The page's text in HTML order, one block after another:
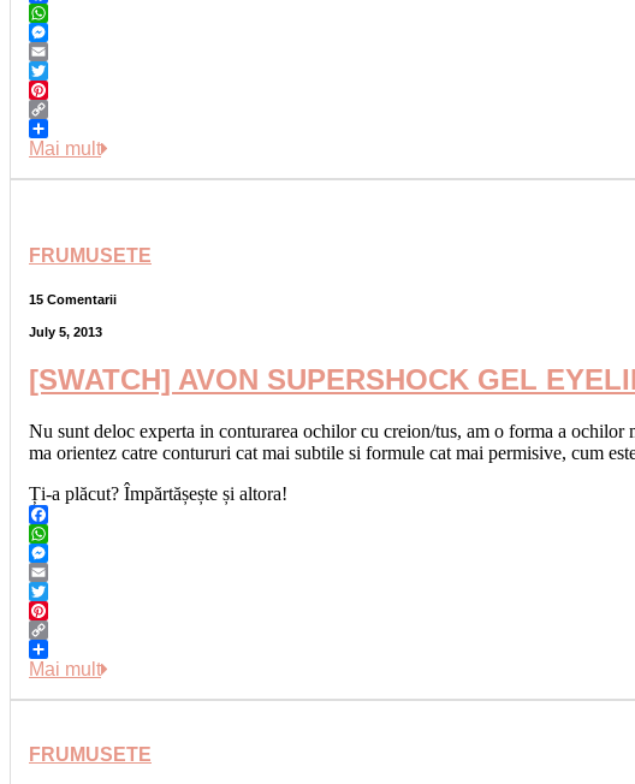
Facebook
WhatsApp
Messenger
Email
Twitter
Pinterest
Copy
Link
Share
Mai mult
FRUMUSETE
15 Comentarii
July 5, 2013
[SWATCH] AVON SUPERSHOCK GEL
Nu sunt deloc experta in conturarea ochilor cu creion/tus, am o forma a
ma orientez catre contururi cat mai subtile si formule cat mai permisive, cum
Ți-a plăcut? Împărtășește și altora!
Facebook
WhatsApp
Messenger
Email
Twitter
Pinterest
Copy
Link
Share
Mai mult
FRUMUSETE